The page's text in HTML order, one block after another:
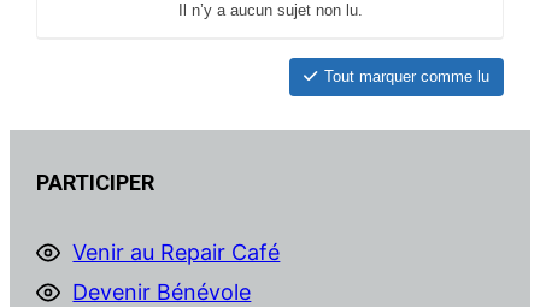
Il n’y a aucun sujet non lu.
Tout marquer comme lu
PARTICIPER
Venir au Repair Café
Devenir Bénévole